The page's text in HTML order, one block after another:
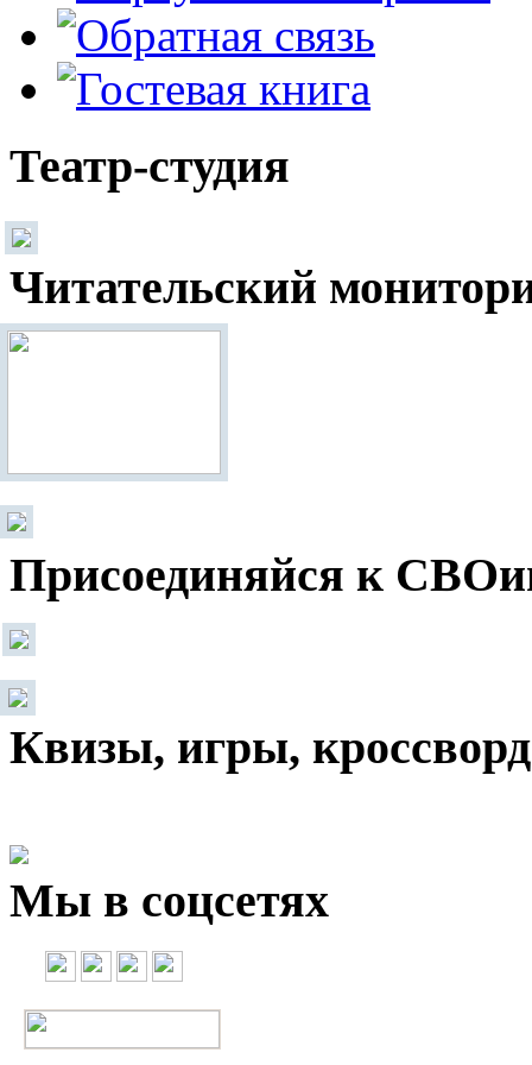
Театр-студия
Читательский
Присоединяйся к
Квизы, игры,
Мы в соцсетях